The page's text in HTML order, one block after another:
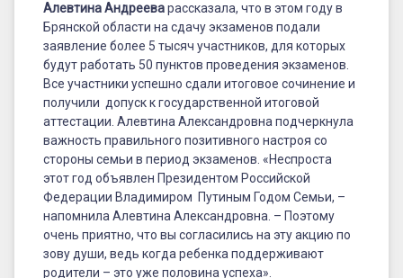
Алевтина Андрееварассказала, что в этом году в
Брянской области на сдачу экзаменов подали
заявление более 5 тысяч участников, для которых
будут работать 50 пунктов проведения экзаменов.
Все участники успешно сдали итоговое сочинение и
получили допуск к государственной итоговой
аттестации. Алевтина Александровна подчеркнула
важность правильного позитивного настроя со
стороны семьи в период экзаменов. «Неспроста
этот год объявлен Президентом Российской
Федерации Владимиром Путиным Годом Семьи, –
напомнила Алевтина Александровна. – Поэтому
очень приятно, что вы согласились на эту акцию по
зову души, ведь когда ребенка поддерживают
родители – это уже половина успеха».